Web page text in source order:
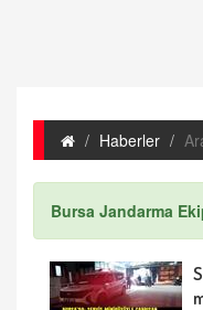
Haberler
Bursa Jandarma